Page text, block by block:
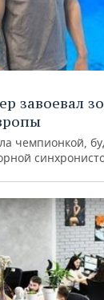
завоевал
чемпионкой,